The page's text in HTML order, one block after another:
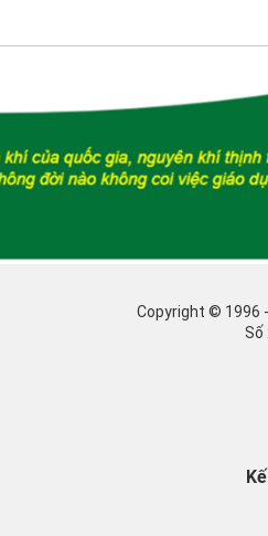
Copyright © 1996
Số